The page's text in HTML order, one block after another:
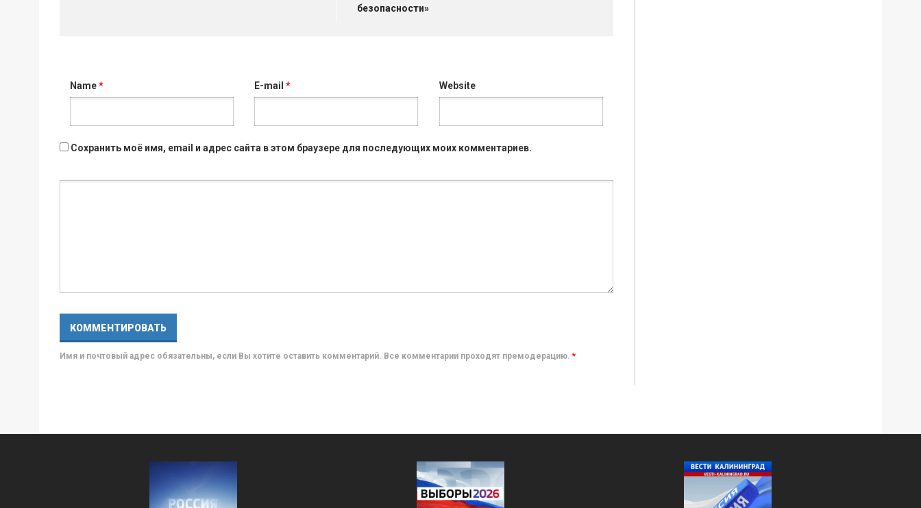
безопасности»
Name* E-mail* Website
Сохранить моё имя, email и адрес сайта в этом браузере для последующих моих комментариев.
Имя и почтовый адрес обязательны, если Вы хотите оставить комментарий. Все комментарии проходят премодерацию. *